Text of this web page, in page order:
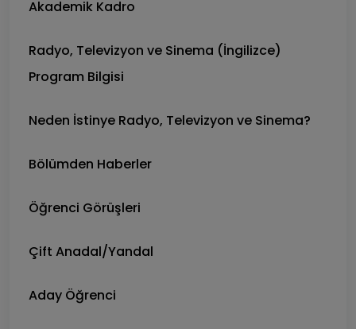
Akademik Kadro
Radyo, Televizyon ve Sinema (İngilizce)
Program Bilgisi
Neden İstinye Radyo, Televizyon ve Sinema?
Bölümden Haberler
Öğrenci Görüşleri
Çift Anadal/Yandal
Aday Öğrenci